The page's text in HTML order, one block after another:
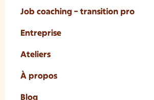
Job coaching – transition pro
Entreprise
Ateliers
À propos
Blog